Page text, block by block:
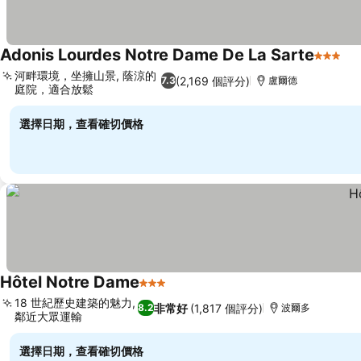
Adonis Lourdes Notre Dame De La Sarte3 星級
7.3(2,169 個評分)
河畔環境，坐擁山景, 蔭涼的
庭院，適合放鬆
盧爾德
選擇日期，查看確切價格
Hôtel Notre Dame3 星級
8.2非常好 (1,817 個評分)
18 世紀歷史建築的魅力,
鄰近大眾運輸
波爾多
選擇日期，查看確切價格